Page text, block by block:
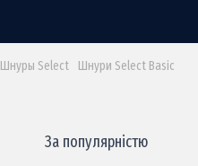
Шнуры Select Шнури Select Basic
За популярністю